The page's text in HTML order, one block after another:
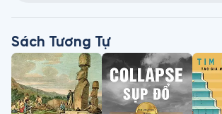
Sách Tương Tự